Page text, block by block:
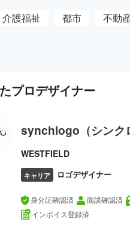
介護福祉 都市 不動
プロデザイナー
synchlogo（シンク
WESTFIELD
キャリア ロゴデザイナー
身分証確認済 面談確認済
インボイス登録済